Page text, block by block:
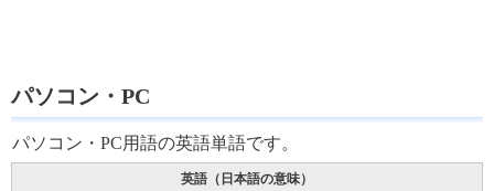
パソコン・PC
パソコン・PC用語の英語単語です。
英語（日本語の意味）